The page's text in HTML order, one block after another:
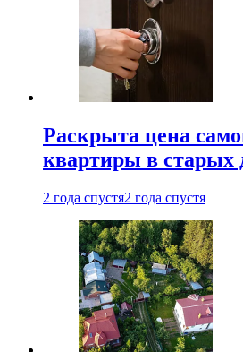
Раскрыта цена
квартиры в
2 года спустя2 года спустя